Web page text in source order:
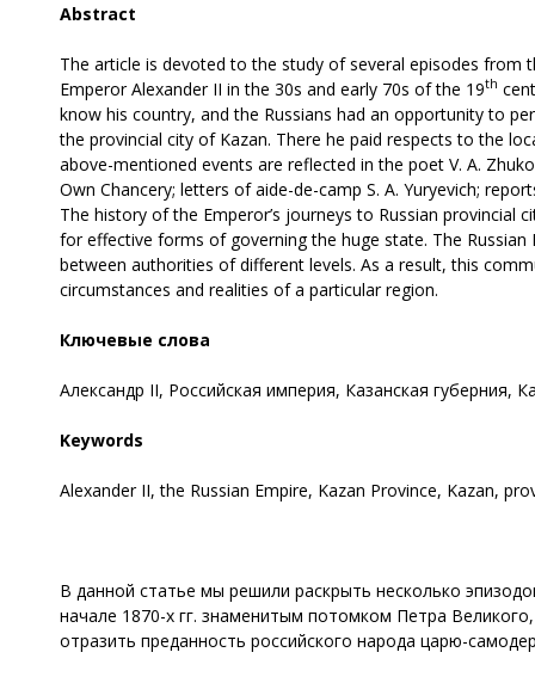
Abstract
The article is devoted to the study of several episodes
Emperor Alexander II in the 30s and early 70s of the 19th
know his country, and the Russians had an opportunity to
the provincial city of Kazan. There he paid respects to the
above-mentioned events are reflected in the poet V. A.
Own Chancery; letters of aide-de-camp S. A. Yuryevich;
The history of the Emperor’s journeys to Russian
for effective forms of governing the huge state. The Russian
between authorities of different levels. As a result, this
circumstances and realities of a particular region.
Ключевые слова
Александр II, Российская империя, Казанская губерния,
Keywords
Alexander II, the Russian Empire, Kazan Province, Kazan,
В данной статье мы решили раскрыть несколько
начале 1870-х гг. знаменитым потомком Петра
отра­зить преданность российского народа царю-